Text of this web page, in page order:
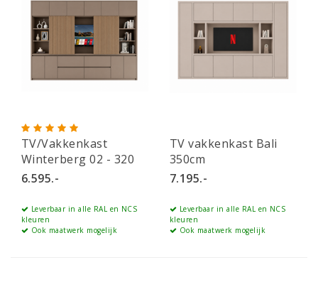
TV/Vakkenkast
Winterberg 02 - 320
cm
6.595.-
Leverbaar in alle RAL en NCS
kleuren
Ook maatwerk mogelijk
TV vakkenkast Bali
350cm
7.195.-
Leverbaar in alle RAL en NCS
kleuren
Ook maatwerk mogelijk